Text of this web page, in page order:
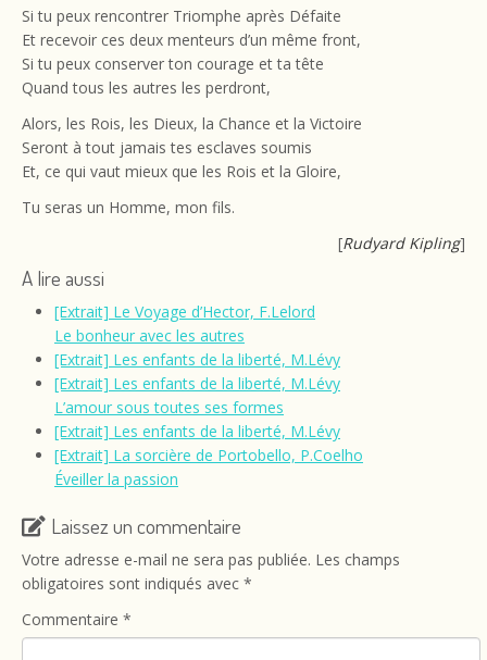
Si tu peux rencontrer Triomphe après Défaite
Et recevoir ces deux menteurs d’un même front,
Si tu peux conserver ton courage et ta tête
Quand tous les autres les perdront,
Alors, les Rois, les Dieux, la Chance et la Victoire
Seront à tout jamais tes esclaves soumis
Et, ce qui vaut mieux que les Rois et la Gloire,
Tu seras un Homme, mon fils.
[Rudyard Kipling]
A lire aussi
[Extrait] Le Voyage d’Hector, F.Lelord
Le bonheur avec les autres
[Extrait] Les enfants de la liberté, M.Lévy
[Extrait] Les enfants de la liberté, M.Lévy
L’amour sous toutes ses formes
[Extrait] Les enfants de la liberté, M.Lévy
[Extrait] La sorcière de Portobello, P.Coelho
Éveiller la passion
Laissez un commentaire
Votre adresse e-mail ne sera pas publiée. Les champs
obligatoires sont indiqués avec *
Commentaire *